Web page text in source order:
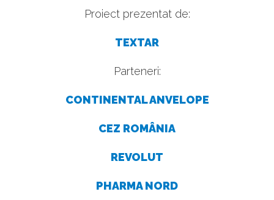
Proiect prezentat de:
TEXTAR
Parteneri:
CONTINENTAL ANVELOPE
CEZ ROMÂNIA
REVOLUT
PHARMA NORD